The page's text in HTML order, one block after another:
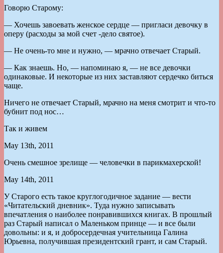
Говорю Старому:
— Хочешь завоевать женское сердце — пригласи девочку в
оперу (расходы за мой счет -дело святое).
— Не очень-то мне и нужно, — мрачно отвечает Старый.
— Как знаешь. Но, — напоминаю я, — не все девочки
одинаковые. И некоторые из них заставляют сердечко биться
чаще.
Ничего не отвечает Старый, мрачно на меня смотрит и что-то
бубнит под нос…
Так и живем
May 13th, 2011
Очень смешное зрелище — человечки в парикмахерской!
May 14th, 2011
У Старого есть такое круглогодичное задание — вести
«Читательский дневник». Туда нужно записывать
впечатления о наиболее понравившихся книгах. В прошлый
раз Старый написал о Маленьком принце — и все были
довольны: и я, и добросердечная учительница Галина
Юрьевна, получившая президентский грант, и сам Старый.